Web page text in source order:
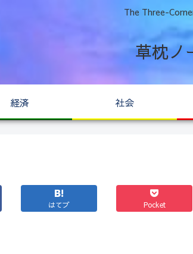
The Three-
草枕ノ
経済 社会
はてブ Pocket